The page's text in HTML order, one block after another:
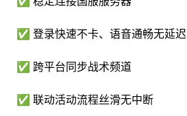
✅ 登录快速不卡、语音通畅无延迟
✅ 跨平台同步战术频道
✅ 联动活动流程丝滑无中断